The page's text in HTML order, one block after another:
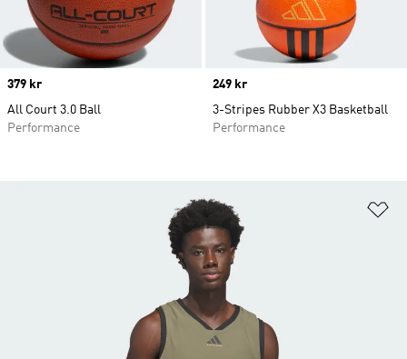
Price
379 kr
All Court 3.0 Ball
Performance
Price
249 kr
3-Stripes Rubber X3 Basketball
Performance